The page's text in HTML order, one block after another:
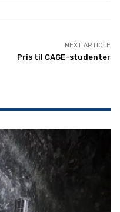
NEXT ARTICLE
Pris til CAGE-studenter